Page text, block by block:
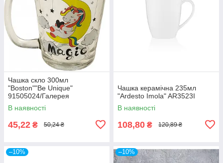
Чашка скло 300мл
"Boston""Be Unique"
91505024/Галерея
В наявності
45,22 ₴ 50,24 ₴
Чашка керамічна 235мл
"Ardesto Imola" AR3523I
В наявності
108,80 ₴ 120,89 ₴
–10% –10%